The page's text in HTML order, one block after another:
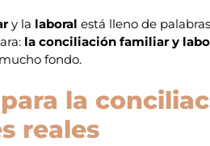
y la laboral está lleno de
la conciliación familiar y
fondo.
la
reales